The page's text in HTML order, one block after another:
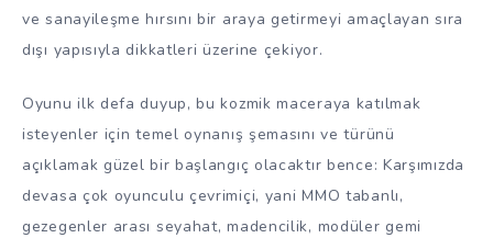
ve sanayileşme hırsını bir araya getirmeyi amaçlayan sıra
dışı yapısıyla dikkatleri üzerine çekiyor.
Oyunu ilk defa duyup, bu kozmik maceraya katılmak
isteyenler için temel oynanış şemasını ve türünü
açıklamak güzel bir başlangıç olacaktır bence: Karşımızda
devasa çok oyunculu çevrimiçi, yani MMO tabanlı,
gezegenler arası seyahat, madencilik, modüler gemi